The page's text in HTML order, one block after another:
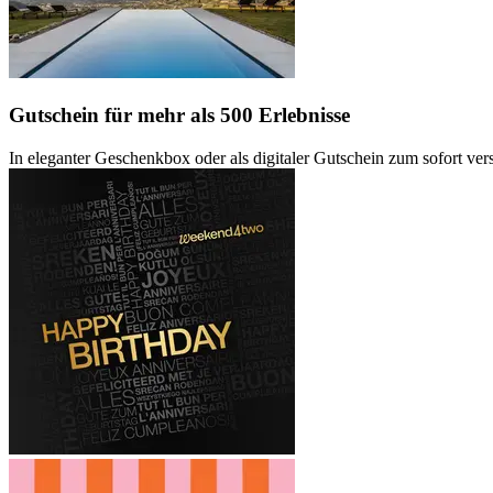
Gutschein für mehr als 500 Erlebnisse
In eleganter Geschenkbox oder als digitaler Gutschein zum sofort